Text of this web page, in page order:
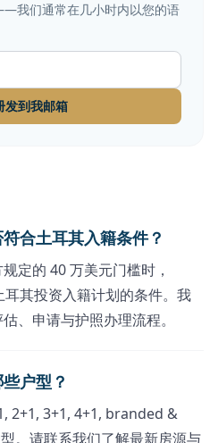
我们通常在几小时内以您的语
发到我邮箱
合土耳其入籍条件？
定的 40 万美元门槛时，
其投资入籍计划的条件。我
、申请与护照办理流程。
户型？
2+1, 3+1, 4+1, branded &
。请联系我们了解最新房源与